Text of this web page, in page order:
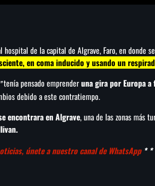
hospital de la capital de Algrave, Faro, en donde
en coma inducido y usando un
tenía pensado emprenderuna gira por Europa a
debido a este contratiempo.
encontrara en Algrave, una de las zonas más
únete a nuestro canal de WhatsApp* *